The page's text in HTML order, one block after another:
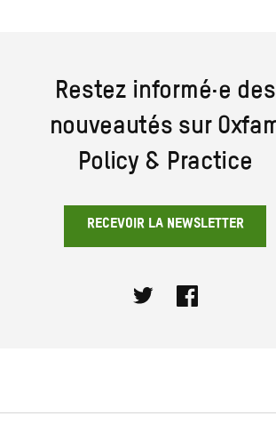
Restez informé·e des
nouveautés sur Oxfam
Policy & Practice
RECEVOIR LA NEWSLETTER